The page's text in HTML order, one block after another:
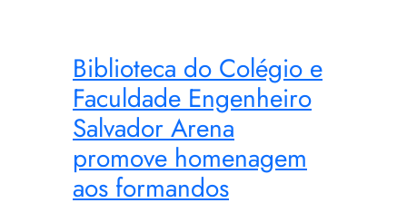
Biblioteca do Colégio e
Faculdade Engenheiro
Salvador Arena
promove homenagem
aos formandos